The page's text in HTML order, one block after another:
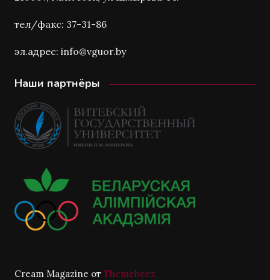
тел/факс: 37-31-86
эл.адрес: info@vguor.by
Наши партнёры
Cream Magazine от Themebeez